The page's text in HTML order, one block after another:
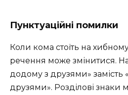
Пунктуаційні помилки
Коли кома стоїть на
речення може змінитися.
додому з друзями» замість
друзями». Розділові знаки